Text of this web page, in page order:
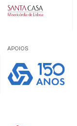
APOIOS